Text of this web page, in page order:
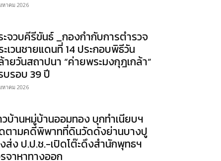
หาคม 2026
ะจวบคีรีขันธ์ _กองกำกับการตำรวจ
ะเวนชายแดนที่ 14 ประกอบพิธีวัน
ายวันสถาปนา “ค่ายพระมงกุฎเกล้า”
บรอบ 39 ปี
หาคม 2026
วบ้านหมู่บ้านออมทอง บุกทำเนียบฯ
ตามคดีพิพาทที่ดินวัดดังย่านบางปู
งส่ง ป.ป.ช.-เปิดโต๊ะดึงสำนักพุทธฯ
จาหาทางออก